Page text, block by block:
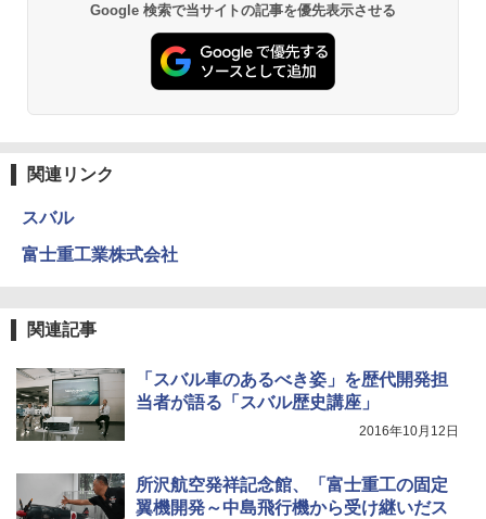
Google 検索で当サイトの記事を優先表示させる
関連リンク
スバル
富士重工業株式会社
関連記事
「スバル車のあるべき姿」を歴代開発担
当者が語る「スバル歴史講座」
2016年10月12日
所沢航空発祥記念館、「富士重工の固定
翼機開発～中島飛行機から受け継いだス